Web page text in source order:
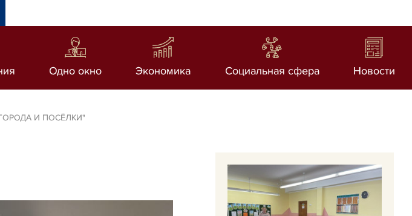
Одно окно Экономика Социальная сфера Новости
И ПОСЁЛКИ"